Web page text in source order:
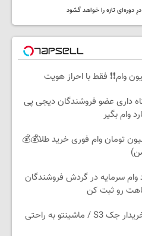
دوره‌ای تازه را خواهد گشود
داری عضو فروشندگان دیجی پی
میلیون تومان وام فوری خرید طلا💰💰
وام سرمایه در گردش فروشندگان
رو ثبت کن
بازار پر از خریدار جک S3 / ماشینتو به راحتی